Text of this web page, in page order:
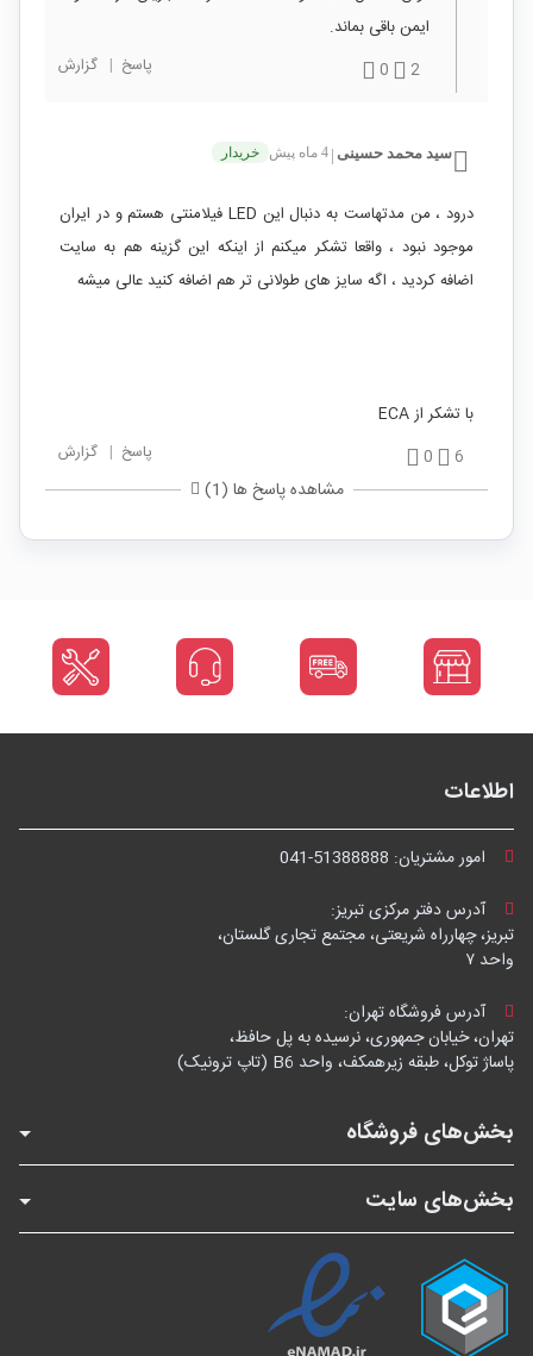
ایمن باقی بماند.
2
0 پاسخ | گزارش
سید محمد حسینی | 4 ماه پیش خریدار
درود ، من مدتهاست به دنبال این LED فیلامنتی هستم و در ایران
موجود نبود ، واقعا تشکر میکنم از اینکه این گزینه هم به سایت
اضافه کردید ، اگه سایز های طولانی تر هم اضافه کنید عالی میشه
با تشکر از ECA
6
0 پاسخ | گزارش
مشاهده پاسخ ها (1)
اطلاعات
امور مشتریان: 041-51388888
آدرس دفتر مرکزی تبریز:
تبریز، چهارراه شریعتی، مجتمع تجاری گلستان،
واحد ۷
آدرس فروشگاه تهران:
تهران، خیابان جمهوری، نرسیده به پل حافظ،
پاساژ توکل، طبقه زیرهمکف، واحد B6 (تاپ ترونیک)
بخش‌های فروشگاه
بخش‌های سایت